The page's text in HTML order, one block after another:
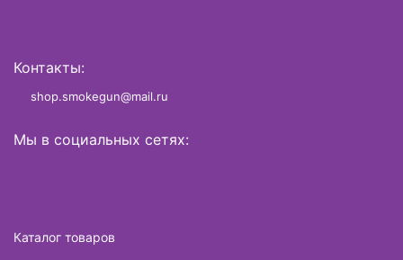
Контакты:
shop.smokegun@mail.ru
Мы в социальных сетях:
Каталог товаров